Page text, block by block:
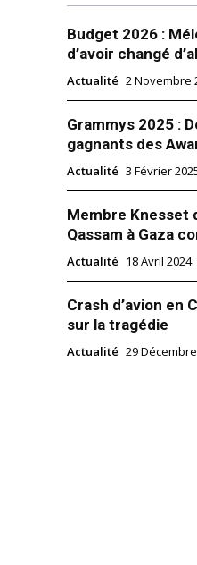
Budget 2026 :
d’avoir changé
Actualité 2 Novembre
Grammys 2025 :
gagnants des
Actualité 3 Février
Membre Knesset
Qassam à Gaza
Actualité 18 Avril 2024
Crash d’avion en
sur la tragédie
Actualité 29